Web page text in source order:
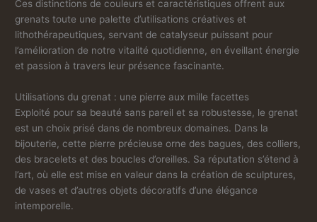
Ces distinctions de couleurs et caractéristiques offrent aux
grenats toute une palette d’utilisations créatives et
lithothérapeutiques, servant de catalyseur puissant pour
l’amélioration de notre vitalité quotidienne, en éveillant énergie
et passion à travers leur présence fascinante.
Utilisations du grenat : une pierre aux mille facettes
Exploité pour sa beauté sans pareil et sa robustesse, le grenat
est un choix prisé dans de nombreux domaines. Dans la
bijouterie, cette pierre précieuse orne des bagues, des colliers,
des bracelets et des boucles d’oreilles. Sa réputation s’étend à
l’art, où elle est mise en valeur dans la création de sculptures,
de vases et d’autres objets décoratifs d’une élégance
intemporelle.